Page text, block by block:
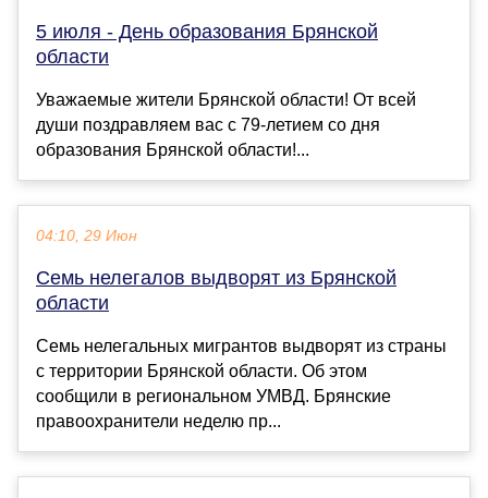
5 июля - День образования Брянской
области
Уважаемые жители Брянской области! От всей
души поздравляем вас с 79-летием со дня
образования Брянской области!...
04:10, 29 Июн
Семь нелегалов выдворят из Брянской
области
Семь нелегальных мигрантов выдворят из страны
с территории Брянской области. Об этом
сообщили в региональном УМВД. Брянские
правоохранители неделю пр...